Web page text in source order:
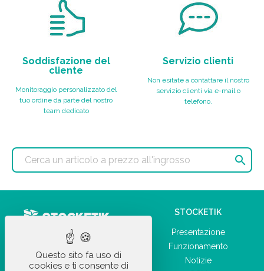
Soddisfazione del
cliente
Monitoraggio personalizzato del
tuo ordine da parte del nostro
team dedicato
Servizio clienti
Non esitate a contattare il nostro
servizio clienti via e-mail o
telefono.

Su StockEtik.it ordinate i vostri
articoli a prezzi all'ingrosso
con pochi clic!
STOCKETIK
Presentazione
Funzionamento
Notizie
Questo sito fa uso di
cookies e ti consente di